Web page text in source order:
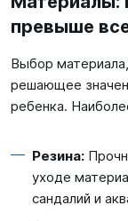
превыше
Выбор
решающее
ребенка.
Резина:
уходе
сандалий и